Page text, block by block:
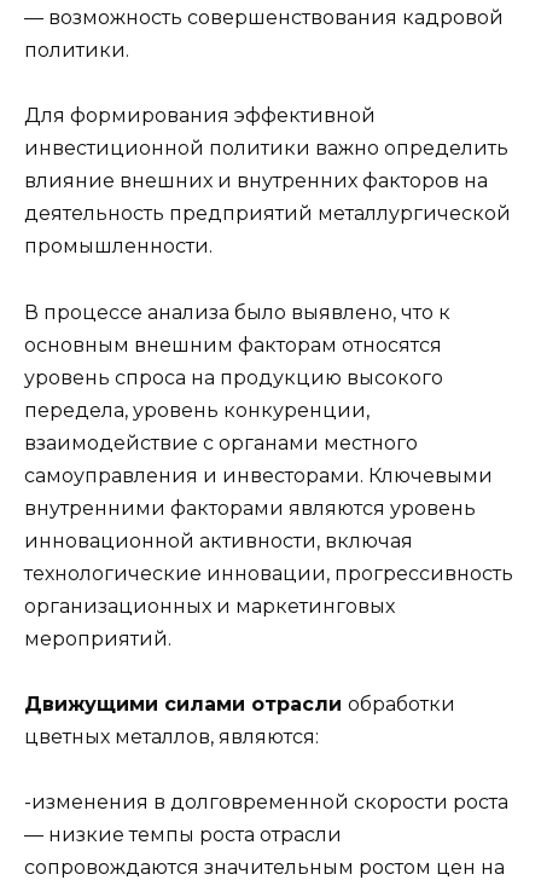
— возможность совершенствования кадровой
политики.
Для формирования эффективной
инвестиционной политики важно определить
влияние внешних и внутренних факторов на
деятельность предприятий металлургической
промышленности.
В процессе анализа было выявлено, что к
основным внешним факторам относятся
уровень спроса на продукцию высокого
передела, уровень конкуренции,
взаимодействие с органами местного
самоуправления и инвесторами. Ключевыми
внутренними факторами являются уровень
инновационной активности, включая
технологические инновации, прогрессивность
организационных и маркетинговых
мероприятий.
Движущими силами отрасли обработки
цветных металлов, являются:
-изменения в долговременной скорости роста
— низкие темпы роста отрасли
сопровождаются значительным ростом цен на